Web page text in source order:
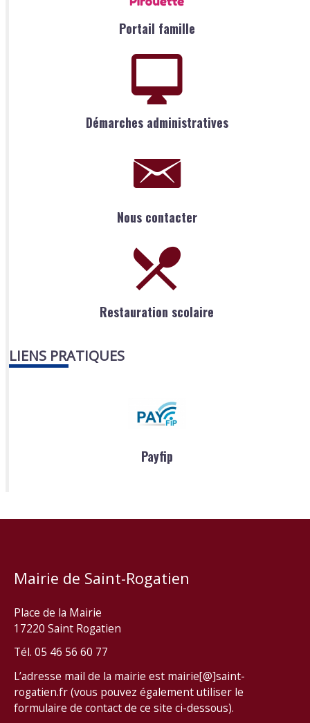
Portail famille
Démarches administratives
Nous contacter
Restauration scolaire
LIENS PRATIQUES
Payfip
Mairie de Saint-Rogatien
Place de la Mairie
17220 Saint Rogatien
Tél. 05 46 56 60 77
L’adresse mail de la mairie est mairie[@]saint-
rogatien.fr (vous pouvez également utiliser le
formulaire de contact de ce site ci-dessous).